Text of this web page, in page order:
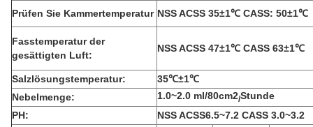
Prüfen Sie Kammertemperatur NSS ACSS 35±1℃ CASS: 50±1℃
Fasstemperatur der
gesättigten Luft:
NSS ACSS 47±1℃ CASS 63±1℃
Salzlösungstemperatur:
35℃±1℃
Nebelmenge:
1.0~2.0 ml/80cm2/Stunde
PH:
NSS ACSS6.5~7.2 CASS 3.0~3.2